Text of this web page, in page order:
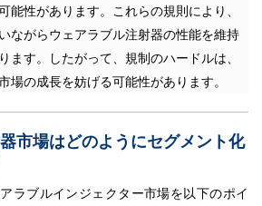
能性があります。これらの規則により、
ながらウェアラブル注射器の性能を維持
ます。したがって、規制のハードルは、
場の成長を妨げる可能性があります。
市場はどのようにセグメント化
ラブルインジェクター市場を以下のポイ